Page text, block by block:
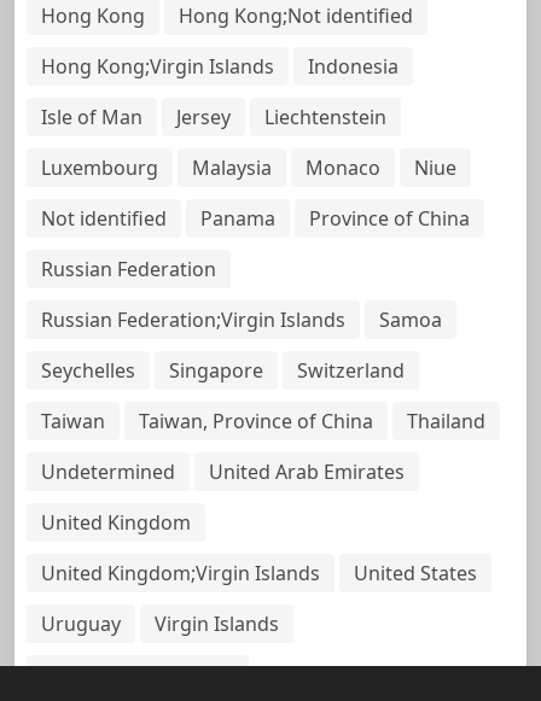
Hong Kong
Hong Kong;Not identified
Hong Kong;Virgin Islands
Indonesia
Isle of Man
Jersey
Liechtenstein
Luxembourg
Malaysia Monaco
Niue
Not identified
Panama
Province of China
Russian Federation
Russian Federation;Virgin Islands
Samoa
Seychelles
Singapore
Switzerland
Taiwan
Taiwan, Province of China
Thailand
Undetermined
United Arab Emirates
United Kingdom
United Kingdom;Virgin Islands
United States
Uruguay
Virgin Islands
Virgin Islands, British